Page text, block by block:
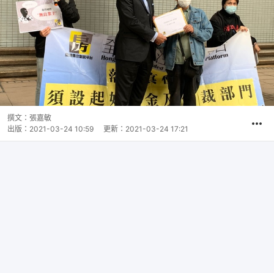
撰文： 張嘉敏
出版： 2021-03-24 10:59 更新： 2021-03-24 17:21